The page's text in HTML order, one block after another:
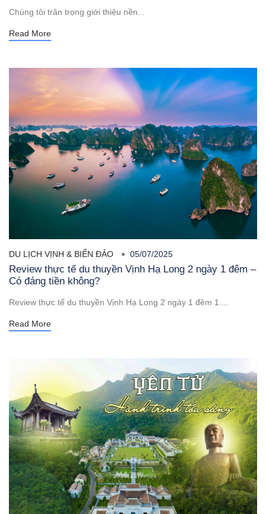
Chúng tôi trân trọng giới thiệu nền...
Read More
DU LỊCH VỊNH & BIỂN ĐẢO 05/07/2025
Review thực tế du thuyền Vịnh Hạ Long 2 ngày 1 đêm –
Có đáng tiền không?
Review thực tế du thuyền Vịnh Hạ Long 2 ngày 1 đêm 1....
Read More